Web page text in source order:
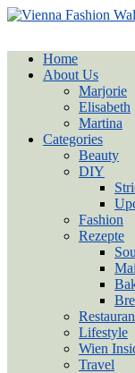
Home
About Us
Marjorie
Elisabeth
Martina
Categories
Beauty
DIY
Fashion
Rezepte
Lifestyle
Wien
Travel